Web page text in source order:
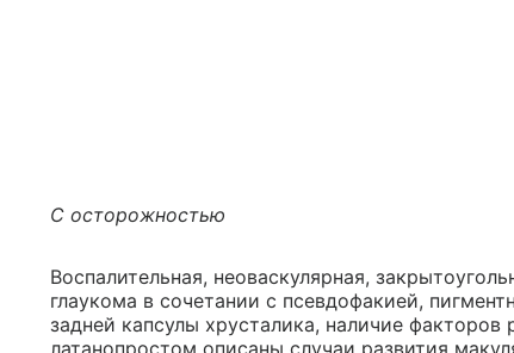
С осторожностью
Воспалительная, неоваскулярная,
глаукома в сочетании с псевдофакией,
задней капсулы хрусталика, наличие факторов
латанопростом описаны случаи развития